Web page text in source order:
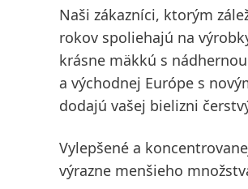
Naši zákazníci, ktorým
rokov spoliehajú na
krásne mäkkú s
a východnej Európe s
dodajú vašej bielizni
Vylepšené a
výrazne menšieho